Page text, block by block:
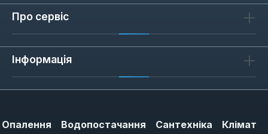
Про сервіс
Інформація
Опалення Водопостачання Сантехніка Клімат